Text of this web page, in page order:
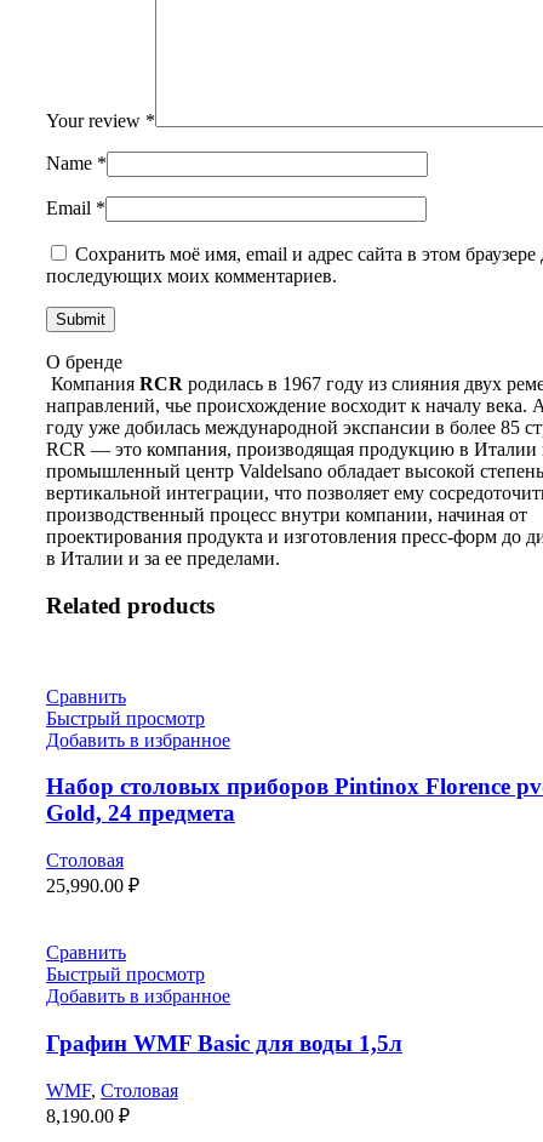
Your review *
Name *
Email *
Сохранить моё имя, email и адрес сайта в этом браузере
последующих моих комментариев.
О бренде
Компания RCR родилась в 1967 году из слияния двух
направлений, чье происхождение восходит к началу века.
году уже добилась международной экспансии в более 85
RCR — это компания, производящая продукцию в Италии
промышленный центр Valdelsano обладает высокой
вертикальной интеграции, что позволяет ему
производственный процесс внутри компании, начиная от
проектирования продукта и изготовления пресс-форм до
в Италии и за ее пределами.
Related products
Сравнить
Быстрый просмотр
Добавить в избранное
Набор столовых приборов Pintinox Florence
Gold, 24 предмета
Столовая
25,990.00 ₽
Сравнить
Быстрый просмотр
Добавить в избранное
Графин WMF Basic для воды 1,5л
WMF, Столовая
8,190.00 ₽